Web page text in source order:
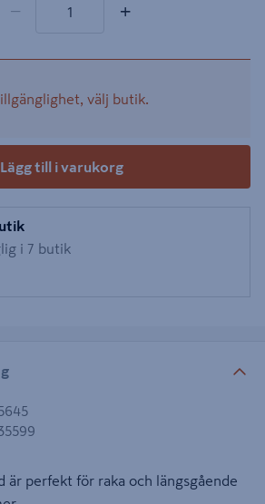
− +
välj butik.
Lägg till i varukorg
i 7 butik
är perfekt för raka och längsgående